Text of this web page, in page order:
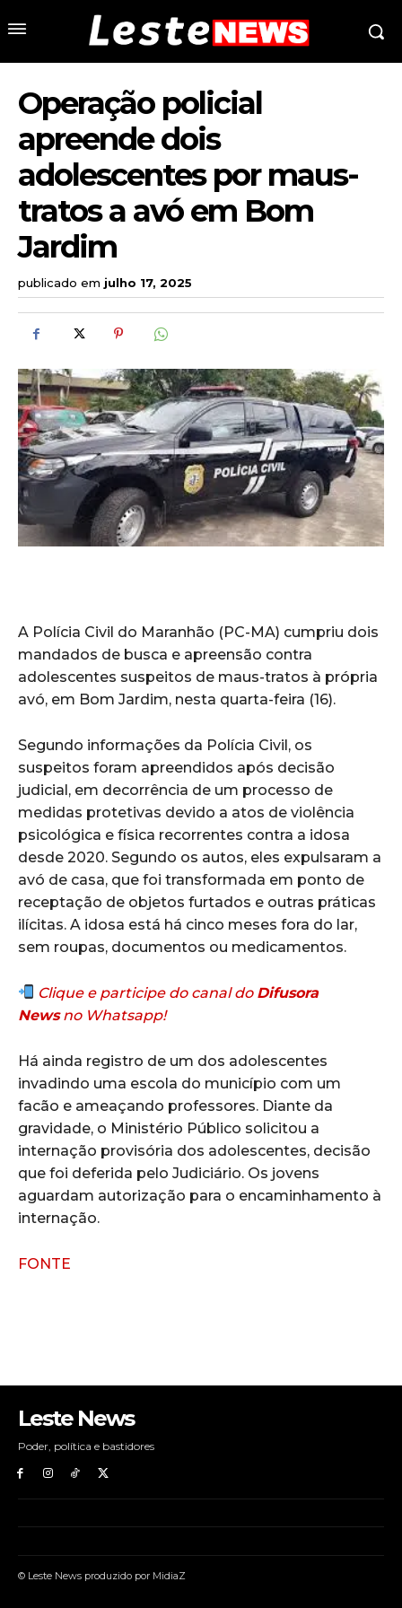
Operação policial
apreende dois
adolescentes por maus-
tratos a avó em Bom
Jardim
publicado em julho 17, 2025
A Polícia Civil do Maranhão (PC-MA) cumpriu dois
mandados de busca e apreensão contra
adolescentes suspeitos de maus-tratos à própria
avó, em Bom Jardim, nesta quarta-feira (16).
Segundo informações da Polícia Civil, os
suspeitos foram apreendidos após decisão
judicial, em decorrência de um processo de
medidas protetivas devido a atos de violência
psicológica e física recorrentes contra a idosa
desde 2020. Segundo os autos, eles expulsaram a
avó de casa, que foi transformada em ponto de
receptação de objetos furtados e outras práticas
ilícitas. A idosa está há cinco meses fora do lar,
sem roupas, documentos ou medicamentos.
Clique e participe do canal do Difusora
Newsno Whatsapp!
Há ainda registro de um dos adolescentes
invadindo uma escola do município com um
facão e ameaçando professores. Diante da
gravidade, o Ministério Público solicitou a
internação provisória dos adolescentes, decisão
que foi deferida pelo Judiciário. Os jovens
aguardam autorização para o encaminhamento à
internação.
FONTE
Leste News
Poder, política e bastidores
© Leste News produzido por MidiaZ